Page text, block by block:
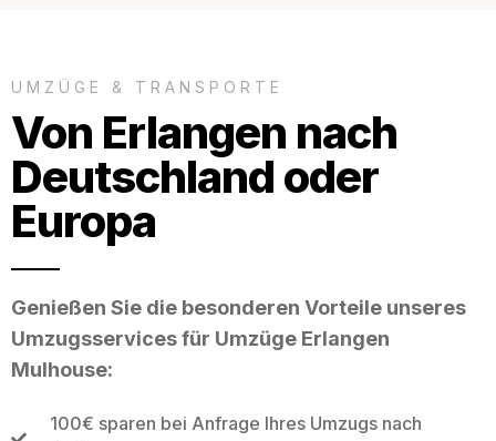
UMZÜGE & TRANSPORTE
Von Erlangen nach
Deutschland oder
Europa
Genießen Sie die besonderen Vorteile unseres
Umzugsservices für Umzüge Erlangen
Mulhouse:
100€ sparen bei Anfrage Ihres Umzugs nach